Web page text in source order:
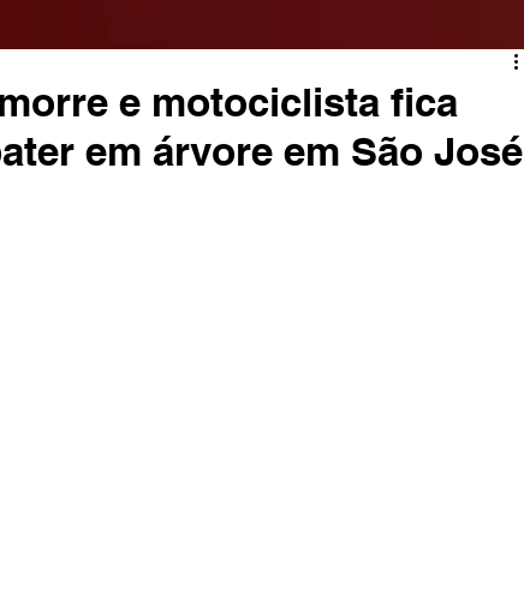
e motociclista fica
em árvore em São José